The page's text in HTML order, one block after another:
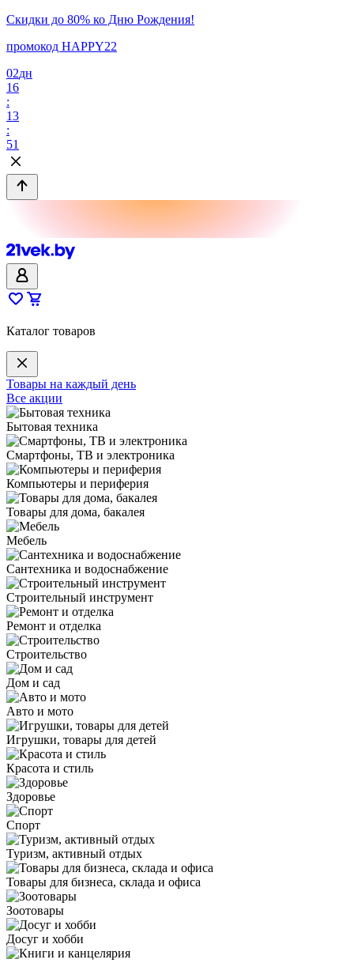
Скидки до 80% ко Дню Рождения!
промокод HAPPY22
02дн
16
:
13
:
51
Каталог товаров
Товары на каждый день
Все акции
Бытовая техника
Смартфоны, ТВ и электроника
Компьютеры и периферия
Товары для дома, бакалея
Мебель
Сантехника и водоснабжение
Строительный инструмент
Ремонт и отделка
Строительство
Дом и сад
Авто и мото
Игрушки, товары для детей
Красота и стиль
Здоровье
Спорт
Туризм, активный отдых
Товары для бизнеса, склада и офиса
Зоотовары
Досуг и хобби